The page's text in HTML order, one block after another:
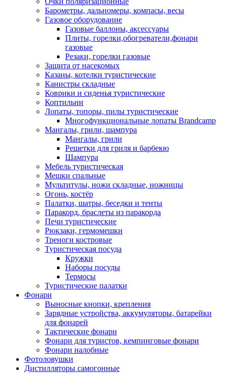
Барометры, дальномеры, компасы, весы
Газовое оборудование
Газовые баллоны, аксессуары
Плиты, горелки,обогреватели,фонари
газовые
Резаки, горелки газовые
Защита от насекомых
Казаны, котелки туристические
Канистры складные
Коврики и сиденья туристические
Коптильни
Лопаты, топоры, пилы туристические
Многофункциональные лопаты Brandcamp
Мангалы, грили, шампура
Мангалы, грили
Решетки для гриля и барбекю
Шампура
Мебель туристическая
Мешки спальные
Мультитулы, ножи складные, ножницы
Огонь, костёр
Палатки, шатры, беседки и тенты
Паракорд, браслеты из паракорда
Печи туристические
Рюкзаки, гермомешки
Треноги костровые
Туристическая посуда
Кружки
Наборы посуды
Термосы
Туристические палатки
Фонари
Выносные кнопки, крепления
Зарядные устройства, аккумуляторы, батарейки
для фонарей
Тактические фонари
Фонари для туристов, кемпинговые фонари
Фонари налобные
Фотоловушки
Дистилляторы самогонные